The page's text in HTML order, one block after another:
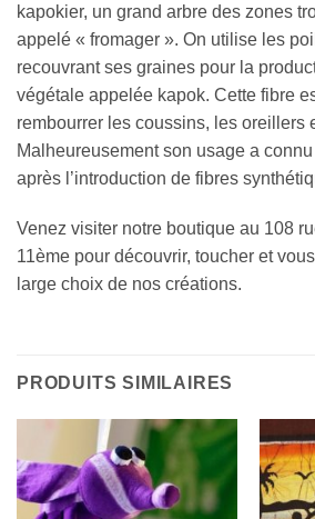
kapokier, un grand arbre des zones
appelé « fromager ». On utilise les
recouvrant ses graines pour la
végétale appelée kapok. Cette fibre
rembourrer les coussins, les oreillers
Malheureusement son usage a
après l’introduction de fibres
Venez visiter notre boutique au 108
11ème pour découvrir, toucher et
large choix de nos créations.
PRODUITS SIMILAIRES